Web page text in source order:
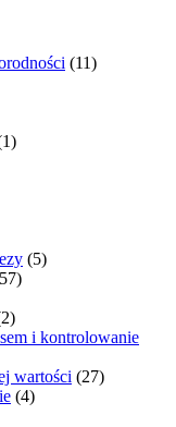
(11)
(5)
i kontrolowanie
wartości (27)
(4)